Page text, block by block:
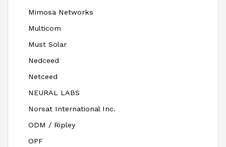
Mimosa Networks
Multicom
Must Solar
Nedceed
Netceed
NEURAL LABS
Norsat International Inc.
ODM / Ripley
OPF